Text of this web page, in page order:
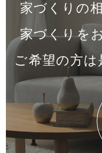
家づくりの
家づくりを
ご希望の方は